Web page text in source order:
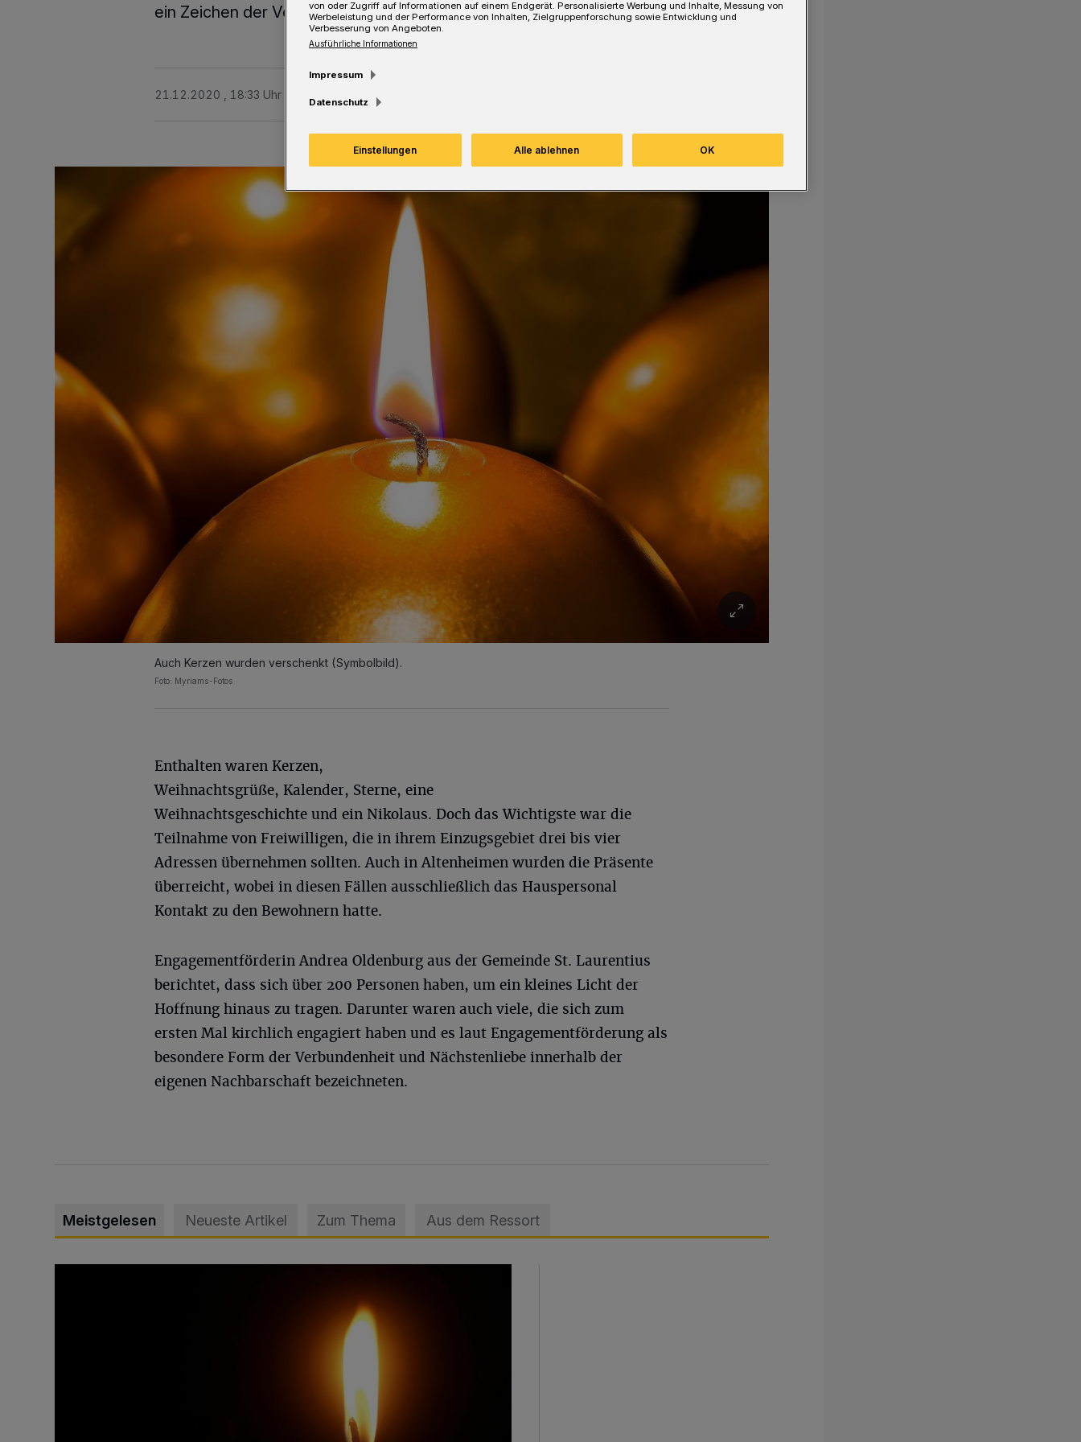
ein Zeichen der Verbundenheit zu setzen.
21.12.2020 , 18:33 Uhr Eine Minute Lesezeit
Auch Kerzen wurden verschenkt (Symbolbild).
Foto: Myriams-Fotos
Enthalten waren Kerzen,
Weihnachtsgrüße, Kalender, Sterne, eine
Weihnachtsgeschichte und ein Nikolaus. Doch das Wichtigste war die
Teilnahme von Freiwilligen, die in ihrem Einzugsgebiet drei bis vier
Adressen übernehmen sollten. Auch in Altenheimen wurden die Präsente
überreicht, wobei in diesen Fällen ausschließlich das Hauspersonal
Kontakt zu den Bewohnern hatte.
Engagementförderin Andrea Oldenburg aus der Gemeinde St. Laurentius
berichtet, dass sich über 200 Personen haben, um ein kleines Licht der
Hoffnung hinaus zu tragen. Darunter waren auch viele, die sich zum
ersten Mal kirchlich engagiert haben und es laut Engagementförderung als
besondere Form der Verbundenheit und Nächstenliebe innerhalb der
eigenen Nachbarschaft bezeichneten.
Meistgelesen Neueste Artikel Zum Thema Aus dem Ressort
von oder Zugriff auf Informationen auf einem Endgerät. Personalisierte Werbung und Inhalte, Messung von
Werbeleistung und der Performance von Inhalten, Zielgruppenforschung sowie Entwicklung und
Verbesserung von Angeboten.
Ausführliche Informationen
Impressum
Datenschutz
Einstellungen Alle ablehnen OK